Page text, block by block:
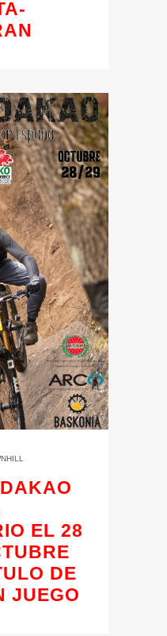
EL 28
DE
JUEGO